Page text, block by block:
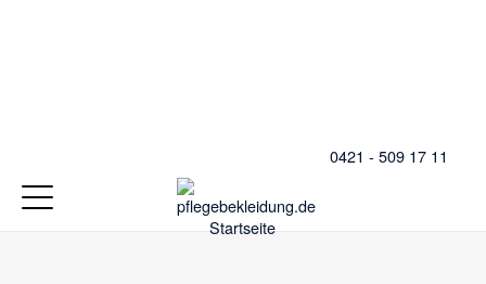
0421 - 509 17 11